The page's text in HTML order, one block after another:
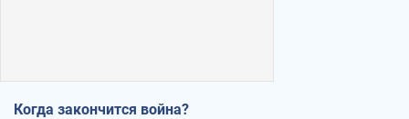
Когда закончится война?